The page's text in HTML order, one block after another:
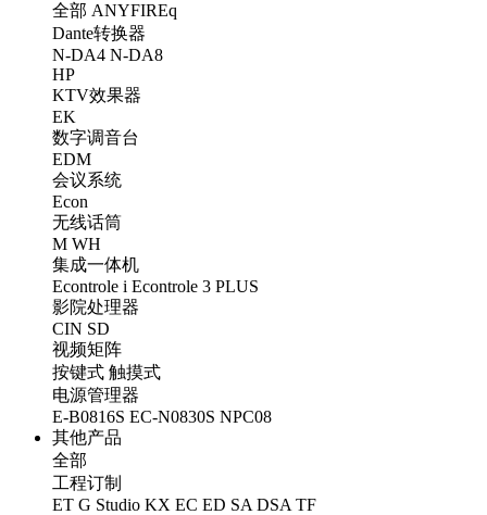
全部 ANYFIREq
Dante转换器
N-DA4 N-DA8
HP
KTV效果器
EK
数字调音台
EDM
会议系统
Econ
无线话筒
M WH
集成一体机
Econtrole i Econtrole 3 PLUS
影院处理器
CIN SD
视频矩阵
按键式 触摸式
电源管理器
E-B0816S EC-N0830S NPC08
其他产品
全部
工程订制
ET G Studio KX EC ED SA DSA TF